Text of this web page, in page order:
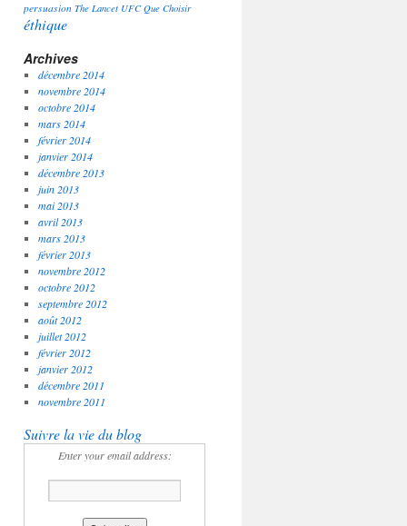
persuasion The Lancet UFC Que Choisir
éthique
Archives
décembre 2014
novembre 2014
octobre 2014
mars 2014
février 2014
janvier 2014
décembre 2013
juin 2013
mai 2013
avril 2013
mars 2013
février 2013
novembre 2012
octobre 2012
septembre 2012
août 2012
juillet 2012
février 2012
janvier 2012
décembre 2011
novembre 2011
Suivre la vie du blog
Enter your email address: